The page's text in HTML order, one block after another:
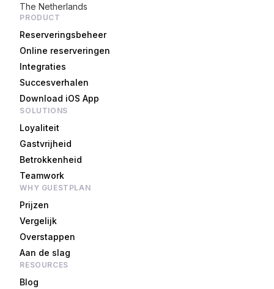
The Netherlands
PRODUCT
Reserveringsbeheer
Online reserveringen
Integraties
Succesverhalen
Download iOS App
SOLUTIONS
Loyaliteit
Gastvrijheid
Betrokkenheid
Teamwork
WHY GUESTPLAN
Prijzen
Vergelijk
Overstappen
Aan de slag
RESOURCES
Blog